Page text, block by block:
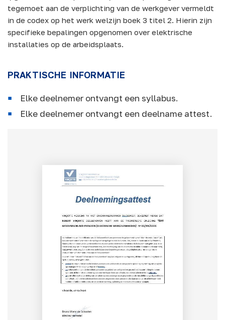
tegemoet aan de verplichting van de werkgever vermeldt
in de codex op het werk welzijn boek 3 titel 2. Hierin zijn
specifieke bepalingen opgenomen over elektrische
installaties op de arbeidsplaats.
PRAKTISCHE INFORMATIE
Elke deelnemer ontvangt een syllabus.
Elke deelnemer ontvangt een deelname attest.